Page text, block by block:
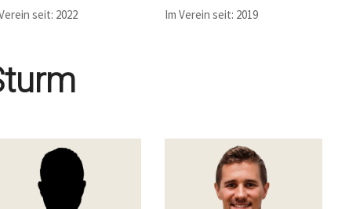
seit: 2022 Im Verein seit: 2019